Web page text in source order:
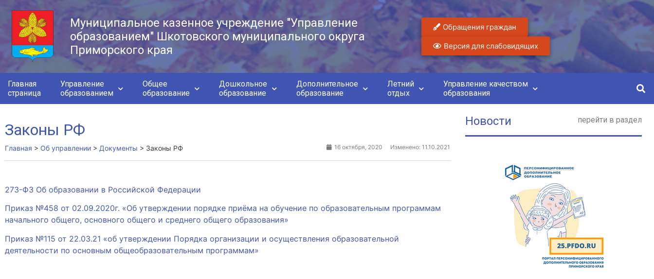
Муниципальное казенное учреждение "Управление
образованием" Шкотовского муниципального округа
Приморского края
Обращения граждан
Версия для слабовидящих
Главная
страница
Управление
образованием
Общее
образование
Дошкольное
образование
Дополнительное
образование
Летний
отдых
Управление качеством
образования
Законы РФ
Главная > Об управлении > Документы > Законы РФ 16 октября, 2020 Изменено: 11.10.2021
273-ФЗ Об образовании в Российской Федерации
Приказ №458 от 02.09.2020г. «Об утверждении порядке приёма на обучение по образовательным программам
начального общего, основного общего и среднего общего образования»
Приказ №115 от 22.03.21 «об утверждении Порядка организации и осуществления образовательной
деятельности по основным общеобразовательным программам»
Новости перейти в раздел